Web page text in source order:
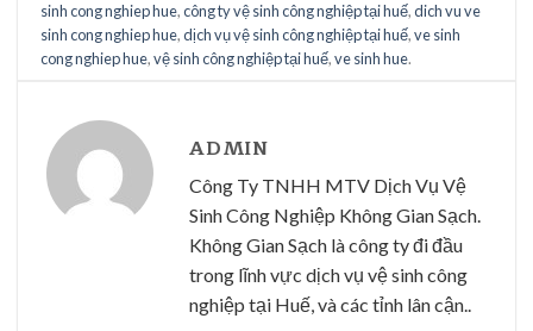
sinh cong nghiep hue,công ty vệ sinh công nghiệp tại huế,dich vu ve
sinh cong nghiep hue,dịch vụ vệ sinh công nghiệp tại huế,ve sinh
cong nghiep hue,vệ sinh công nghiệp tại huế,ve sinh hue.
ADMIN
Công Ty TNHH MTV Dịch Vụ Vệ
Sinh Công Nghiệp Không Gian Sạch.
Không Gian Sạch là công ty đi đầu
trong lĩnh vực dịch vụ vệ sinh công
nghiệp tại Huế, và các tỉnh lân cận..